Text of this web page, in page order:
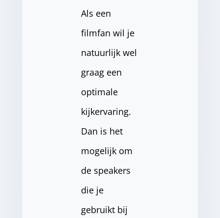
Als een
filmfan wil je
natuurlijk wel
graag een
optimale
kijkervaring.
Dan is het
mogelijk om
de speakers
die je
gebruikt bij